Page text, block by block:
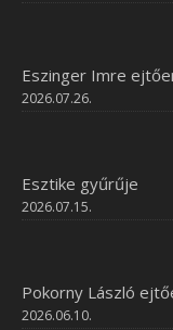
Eszinger Imre
2026.07.26.
Esztike gyűrűje
2026.07.15.
Pokorny László
2026.06.10.